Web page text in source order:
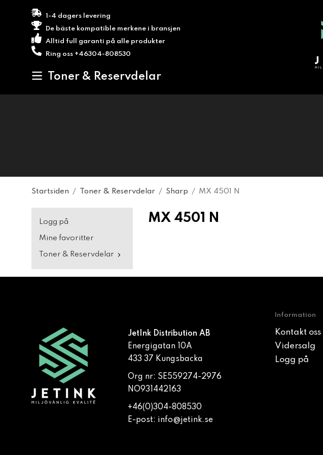
1-4 dagers levering
De bäste kompatible merkene i bransjen
Alltid full garanti på alle produkter
Ring oss +46304-808530
Toner & Reservdelar
Startsiden / Toner & Reservdelar / Sharp / MX 4501 N
Logg på
Mine favoritter
Toner & Reservdelar
MX 4501 N
JetInk Distribution AB
Energigatan 10A
433 37 Kungsbacka
Org nr: SE559274-2976
NO931442163
+46(0)304-808530
E-post: info@jetink.se
Information
Kontakt oss
Vidersalg
Logg på